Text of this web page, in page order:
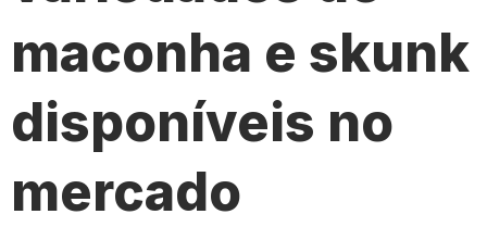
maconha e skunk
disponíveis no
mercado